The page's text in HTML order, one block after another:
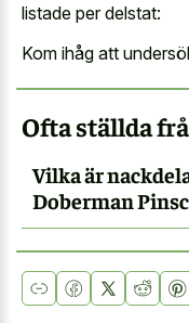
listade per delstat:
Kom ihåg att
Ofta ställda
Vilka är
Doberman